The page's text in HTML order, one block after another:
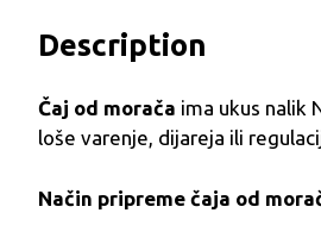
Description
Čaj od morača ima ukus nalik
loše varenje, dijareja ili
Način pripreme čaja od